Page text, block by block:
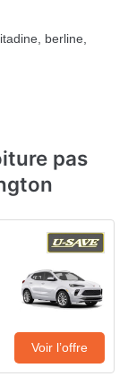
berline,
pas
Voir l’offre